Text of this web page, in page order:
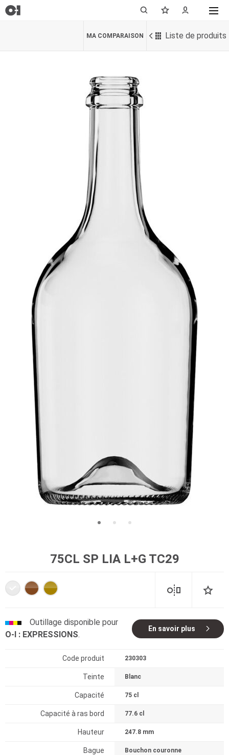
Liste de produits
MA COMPARAISON
75CL SP LIA L+G TC29
Outillage disponible pour
O-I : EXPRESSIONS.
En savoir plus
Code produit 230303
Teinte Blanc
Capacité 75 cl
Capacité à ras bord 77.6 cl
Hauteur 247.8 mm
Bague Bouchon couronne